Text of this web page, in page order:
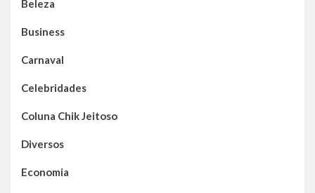
Beleza
Business
Carnaval
Celebridades
Coluna Chik Jeitoso
Diversos
Economia